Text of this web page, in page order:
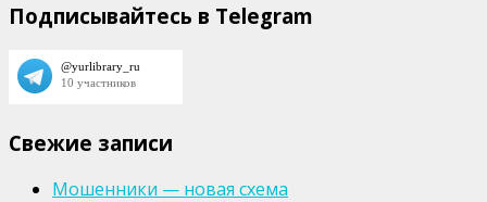
Подписывайтесь в Telegram
Свежие записи
Мошенники — новая схема